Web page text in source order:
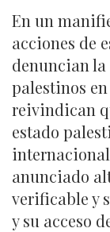
En un
acciones de
denuncian
palestinos
reivindican
estado
anunciado
verificable y
y su acceso